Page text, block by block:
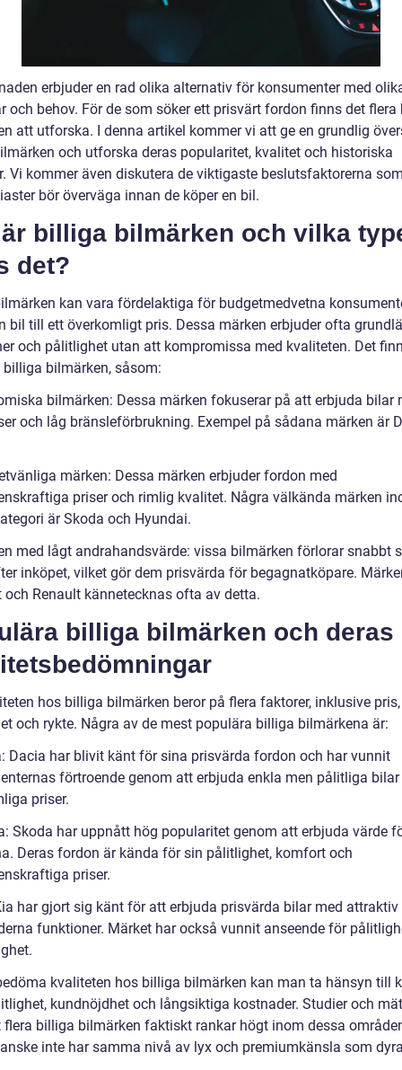
erbjuder en rad olika alternativ för konsumenter med
och behov. För de som söker ett prisvärt fordon finns det flera
att utforska. I denna artikel kommer vi att ge en grundlig
och utforska deras popularitet, kvalitet och historiska
Vi kommer även diskutera de viktigaste beslutsfaktorerna
bör överväga innan de köper en bil.
är billiga bilmärken och vilka
det?
kan vara fördelaktiga för budgetmedvetna
bil till ett överkomligt pris. Dessa märken erbjuder ofta
och pålitlighet utan att kompromissa med kvaliteten. Det
billiga bilmärken, såsom:
bilmärken: Dessa märken fokuserar på att erbjuda bilar
och låg bränsleförbrukning. Exempel på sådana märken är
märken: Dessa märken erbjuder fordon med
priser och rimlig kvalitet. Några välkända märken
är Skoda och Hyundai.
med lågt andrahandsvärde: vissa bilmärken förlorar snabbt
inköpet, vilket gör dem prisvärda för begagnatköpare.
och Renault kännetecknas ofta av detta.
billiga bilmärken och deras
hos billiga bilmärken beror på flera faktorer, inklusive pris,
och rykte. Några av de mest populära billiga bilmärkena är:
Dacia har blivit känt för sina prisvärda fordon och har vunnit
förtroende genom att erbjuda enkla men pålitliga
priser.
Skoda har uppnått hög popularitet genom att erbjuda värde
Deras fordon är kända för sin pålitlighet, komfort och
priser.
har gjort sig känt för att erbjuda prisvärda bilar med attraktiv
funktioner. Märket har också vunnit anseende för
kvaliteten hos billiga bilmärken kan man ta hänsyn till
kundnöjdhet och långsiktiga kostnader. Studier och
flera billiga bilmärken faktiskt rankar högt inom dessa
inte har samma nivå av lyx och premiumkänsla som